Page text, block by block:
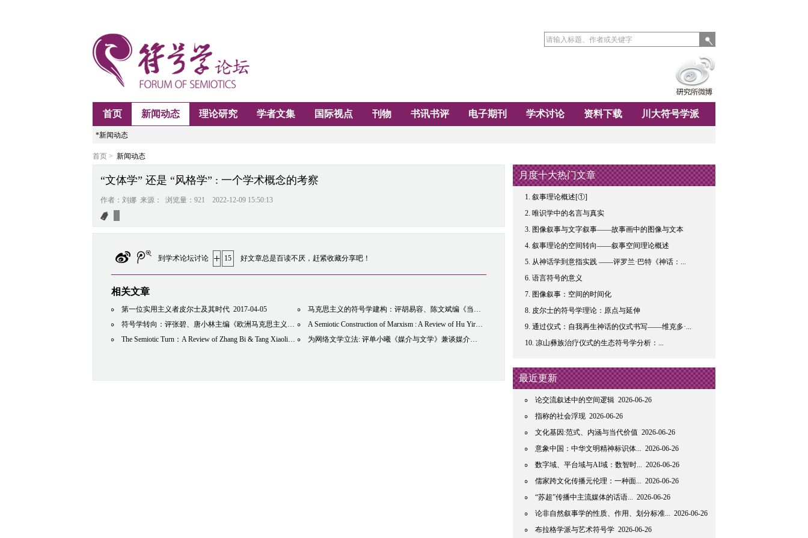
首页 新闻动态 理论研究 学者文集 国际视点 刊物 书讯书评 电子期刊 学术讨论 资料下载 川大符号学派
*新闻动态
首页 > 新闻动态
“文体学” 还是 “风格学” : 一个学术概念的考察
作者：刘娜 来源： 浏览量：921 2022-12-09 15:50:13
到学术论坛讨论 + 15 好文章总是百读不厌，赶紧收藏分享吧！
相关文章
第一位实用主义者皮尔士及其时代 2017-04-05
符号学转向：评张碧、唐小林主编《欧洲马克思主义符号学派》
2017-04-11
The Semiotic Turn：A Review of Zhang Bi & Tang Xiaolin Eds. A European School of Marxist Semiotics
2017-04-11
马克思主义的符号学建构：评胡易容、陈文斌编《当代马克思主义符号学思潮文选》
2017-04-11
A Semiotic Construction of Marxism : A Review of Hu Yirong $ Chen Wenbin Eds. Marxist Semiotics Today:A Selection
2017-04-11
为网络文学立法: 评单小曦《媒介与文学》兼谈媒介作为“符号-物-机构”三联体
2017-04-11
月度十大热门文章
叙事理论概述[①]
唯识学中的名言与真实
图像叙事与文字叙事——故事画中的图像与文本
叙事理论的空间转向——叙事空间理论概述
从神话学到意指实践 ——评罗兰·巴特《神话：...
语言符号的意义
图像叙事：空间的时间化
皮尔士的符号学理论：原点与延伸
通过仪式：自我再生神话的仪式书写——维克多·...
凉山彝族治疗仪式的生态符号学分析：...
最近更新
论交流叙述中的空间逻辑 2026-06-26
指称的社会浮现 2026-06-26
文化基因:范式、内涵与当代价值 2026-06-26
意象中国：中华文明精神标识体... 2026-06-26
数字域、平台域与AI域：数智时... 2026-06-26
儒家跨文化传播元伦理：一种面... 2026-06-26
“苏超”传播中主流媒体的话语... 2026-06-26
论非自然叙事学的性质、作用、划分标准... 2026-06-26
布拉格学派与艺术符号学 2026-06-26